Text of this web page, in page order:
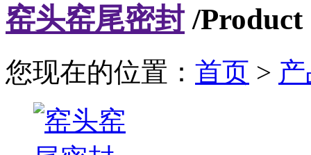
窑头窑尾密封 /Product
您现在的位置： 首页 >